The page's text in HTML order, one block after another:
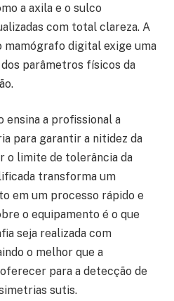
a axila e o sulco
com total clareza. A
mamógrafo digital exige uma
parâmetros físicos da
ensina a profissional a
para garantir a nitidez da
o limite de tolerância da
transforma um
em um processo rápido e
o equipamento é o que
seja realizada com
o melhor que a
para a detecção de
sutis.